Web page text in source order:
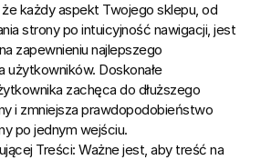
każdy aspekt Twojego sklepu, od
strony po intuicyjność nawigacji, jest
zapewnieniu najlepszego
użytkowników. Doskonałe
zachęca do dłuższego
i zmniejsza prawdopodobieństwo
po jednym wejściu.
Treści: Ważne jest, aby treść na